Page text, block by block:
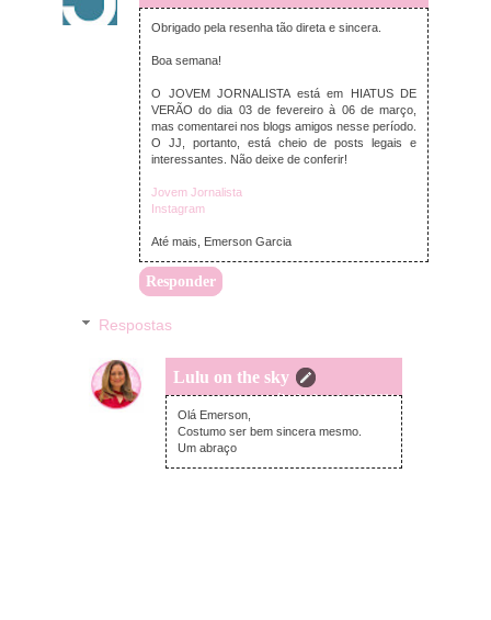
Obrigado pela resenha tão direta e sincera.
Boa semana!
O JOVEM JORNALISTA está em HIATUS DE
VERÃO do dia 03 de fevereiro à 06 de março,
mas comentarei nos blogs amigos nesse período.
O JJ, portanto, está cheio de posts legais e
interessantes. Não deixe de conferir!
Jovem Jornalista
Instagram
Até mais, Emerson Garcia
Responder
Respostas
Lulu on the sky
sábado, fevereiro 24, 2024
Olá Emerson,
Costumo ser bem sincera mesmo.
Um abraço